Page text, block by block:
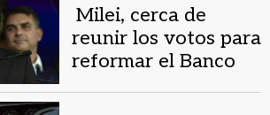
marcha
Milei, cerca de
reunir los votos para
reformar el Banco